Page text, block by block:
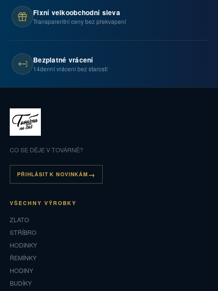
Fixní velkoobchodní sleva
Transparentní ceny bez překvapení
Bezplatné vrácení
14denní vrácení bez starostí
CO SE DĚJE V TOVÁRNĚ?
PŘIHLÁSIT K NOVINKÁM
VŠECHNY VÝROBKY
ZLATO
STŘÍBRO
HODINKY
ŘEMÍNKY
HODINY
BUDÍKY